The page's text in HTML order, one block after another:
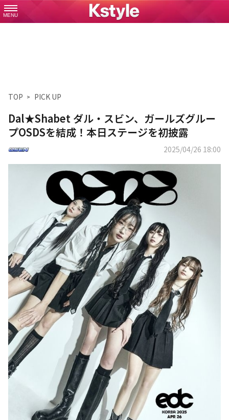
MENU
TOP PICK UP
Dal★Shabet ダル・スビン、ガールズグルー
プOSDSを結成！本日ステージを初披露
2025/04/26 18:00